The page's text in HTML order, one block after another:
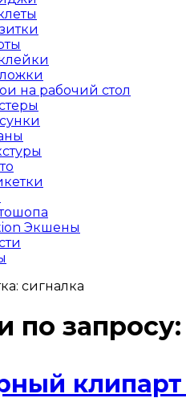
на рабочий стол
Экшены
сигналка
по запросу: